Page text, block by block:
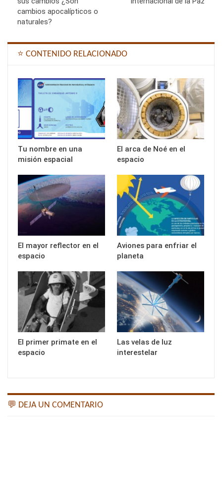
cambios apocalípticos o
naturales?
⭐ CONTENIDO RELACIONADO
Tu nombre en una
misión espacial
El arca de Noé en el
espacio
El mayor reflector en el
espacio
Aviones para enfriar el
planeta
El primer primate en el
espacio
Las velas de luz
interestelar
💬 DEJA UN COMENTARIO